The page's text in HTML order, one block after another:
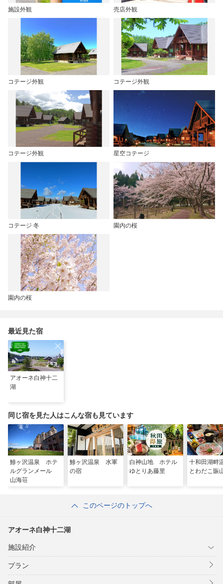
施設外観 売店外観
コテージ外観 コテージ外観
コテージ外観 星空コテージ
コテージ 冬 園内の桜
園内の桜
最近見た宿
アオーネ白神十二
湖
同じ宿を見た人はこんな宿も見ています
鯵ヶ沢温泉 ホテ
ルグランメール
山海荘
鯵ヶ沢温泉 水軍
の宿
白神山地 ホテル
ゆとりあ藤里
十和田湖
とわだこ賑
このページのトップへ
アオーネ白神十二湖
施設紹介
プラン